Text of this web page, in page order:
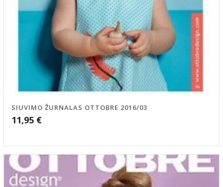
SIUVIMO ŽURNALAS OTTOBRE 2016/03
11,95 €